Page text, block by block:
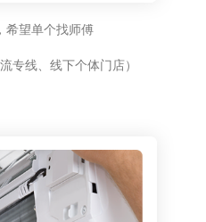
希望单个找师傅
专线、线下个体门店）